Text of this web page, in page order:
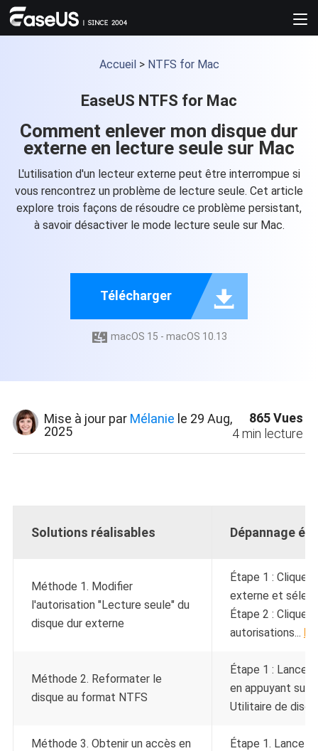
Accueil> NTFS for Mac
EaseUS NTFS for Mac
Comment enlever mon disque dur
externe en lecture seule sur Mac
L'utilisation d'un lecteur externe peut être interrompue si
vous rencontrez un problème de lecture seule. Cet article
explore trois façons de résoudre ce problème persistant,
à savoir désactiver le mode lecture seule sur Mac.
Télécharger 
 macOS 15 - macOS 10.13
Mise à jour par Mélanie le 29 Aug,
2025
865Vues
4min lecture
Solutions réalisables Dépannage
Méthode 1. Modifier
l'autorisation "Lecture seule" du
disque dur externe
Étape 1 :
externe et
Étape 2 :
autorisations...
Méthode 2. Reformater le
disque au format NTFS
Étape 1 :
en appuyant sur
Utilitaire de
Méthode 3. Obtenir un accès en
Étape 1. Lancez